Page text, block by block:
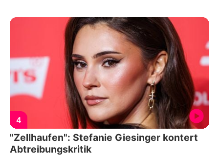
4
"Zellhaufen": Stefanie Giesinger kontert
Abtreibungskritik